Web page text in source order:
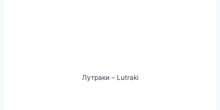
Лутраки – Lutraki